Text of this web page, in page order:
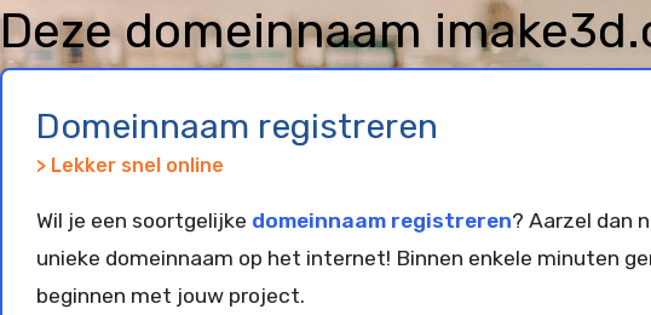
Deze domeinnaam
geregistreerd en geparkeerd
Domeinnaam registreren
> Lekker snel online
Wil je een soortgelijke domeinnaam registreren? Aarzel dan
unieke domeinnaam op het internet! Binnen enkele minuten
beginnen met jouw project.